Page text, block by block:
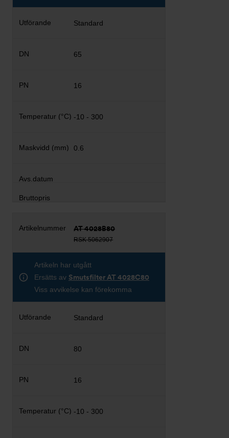
Standard
65
16
-10 - 300
0.6
AT 4028B80
RSK 5062907
Artikeln har utgått
Ersätts av Smutsfilter AT 4028C80
Viss avvikelse kan förekomma
Standard
80
16
-10 - 300